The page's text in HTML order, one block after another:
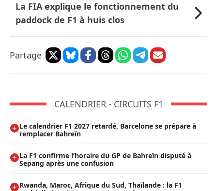
La FIA explique le fonctionnement du
paddock de F1 à huis clos
Partage
CALENDRIER - CIRCUITS F1
Le calendrier F1 2027 retardé, Barcelone se prépare à
remplacer Bahreïn
La F1 confirme l’horaire du GP de Bahreïn disputé à
Sepang après une confusion
Rwanda, Maroc, Afrique du Sud, Thaïlande : la F1